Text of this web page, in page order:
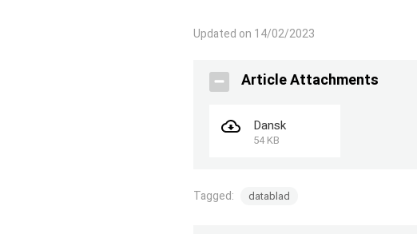
Updated on 14/02/2023
Article Attachments
Dansk
54 KB
Tagged: datablad